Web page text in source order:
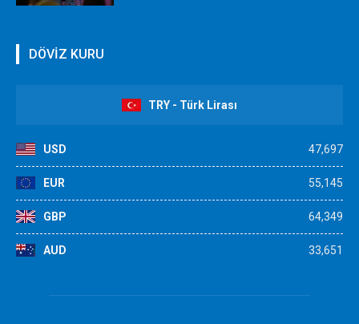
DÖVİZ KURU
TRY - Türk Lirası
USD 47,697
EUR 55,145
GBP 64,349
AUD 33,651